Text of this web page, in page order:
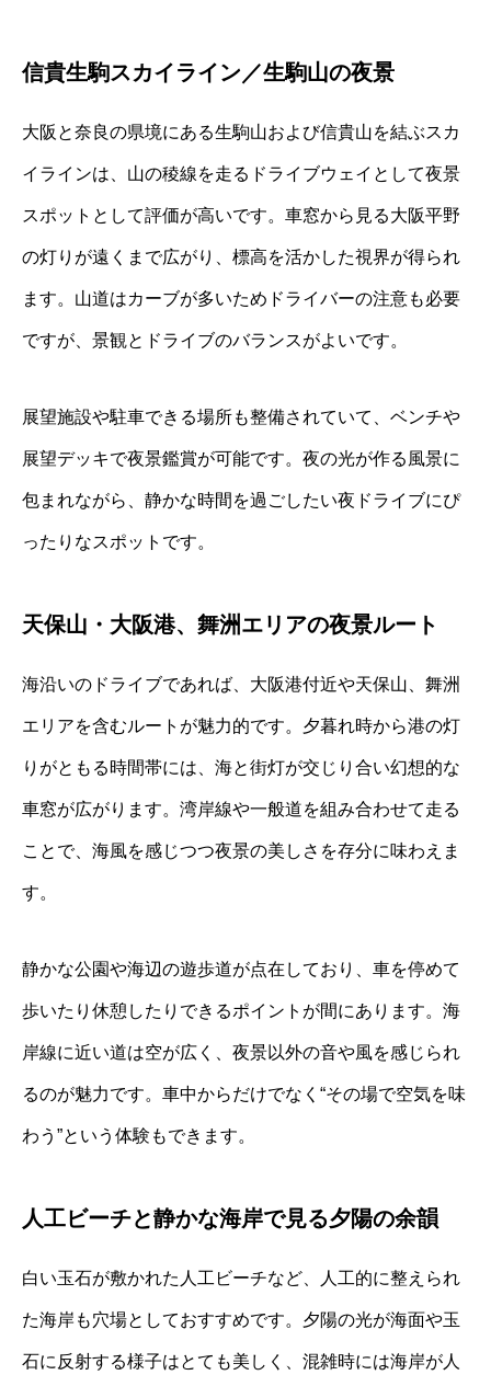
信貴生駒スカイライン／生駒山の夜景
大阪と奈良の県境にある生駒山および信貴山を結ぶスカ
イラインは、山の稜線を走るドライブウェイとして夜景
スポットとして評価が高いです。車窓から見る大阪平野
の灯りが遠くまで広がり、標高を活かした視界が得られ
ます。山道はカーブが多いためドライバーの注意も必要
ですが、景観とドライブのバランスがよいです。
展望施設や駐車できる場所も整備されていて、ベンチや
展望デッキで夜景鑑賞が可能です。夜の光が作る風景に
包まれながら、静かな時間を過ごしたい夜ドライブにぴ
ったりなスポットです。
天保山・大阪港、舞洲エリアの夜景ルート
海沿いのドライブであれば、大阪港付近や天保山、舞洲
エリアを含むルートが魅力的です。夕暮れ時から港の灯
りがともる時間帯には、海と街灯が交じり合い幻想的な
車窓が広がります。湾岸線や一般道を組み合わせて走る
ことで、海風を感じつつ夜景の美しさを存分に味わえま
す。
静かな公園や海辺の遊歩道が点在しており、車を停めて
歩いたり休憩したりできるポイントが間にあります。海
岸線に近い道は空が広く、夜景以外の音や風を感じられ
るのが魅力です。車中からだけでなく“その場で空気を味
わう”という体験もできます。
人工ビーチと静かな海岸で見る夕陽の余韻
白い玉石が敷かれた人工ビーチなど、人工的に整えられ
た海岸も穴場としておすすめです。夕陽の光が海面や玉
石に反射する様子はとても美しく、混雑時には海岸が人